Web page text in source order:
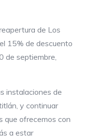
de Los
15% de descuento
de septiembre,
instalaciones de
y continuar
que ofrecemos con
a estar